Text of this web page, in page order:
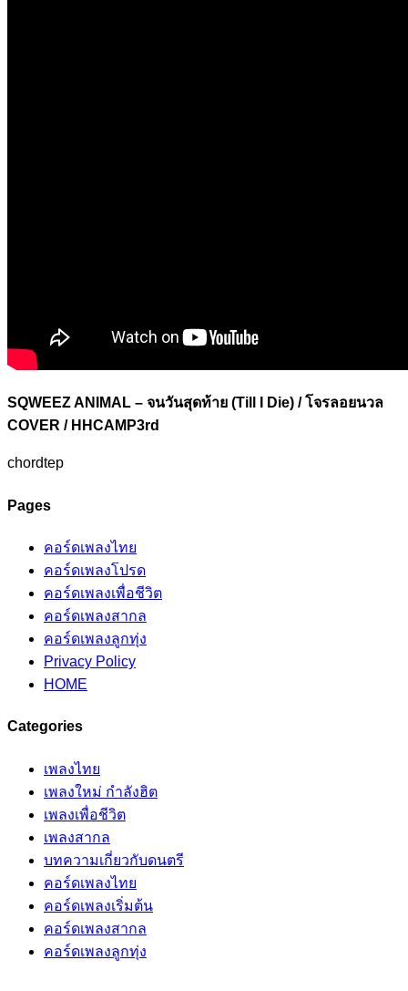
SQWEEZ ANIMAL – จนวันสุดท้าย (Till I Die) / โจรลอยนวล
COVER / HHCAMP3rd
chordtep
Pages
คอร์ดเพลงไทย
คอร์ดเพลงโปรด
คอร์ดเพลงเพื่อชีวิต
คอร์ดเพลงสากล
คอร์ดเพลงลูกทุ่ง
Privacy Policy
HOME
Categories
เพลงไทย
เพลงใหม่ กำลังฮิต
เพลงเพื่อชีวิต
เพลงสากล
บทความเกี่ยวกับดนตรี
คอร์ดเพลงไทย
คอร์ดเพลงเริ่มต้น
คอร์ดเพลงสากล
คอร์ดเพลงลูกทุ่ง